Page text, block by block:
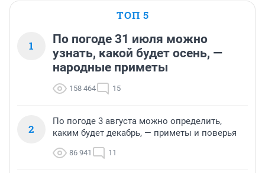
ТОП 5
1
По погоде 31 июля можно
узнать, какой будет осень, —
народные приметы
158 464 15
2
По погоде 3 августа можно определить,
каким будет декабрь, — приметы и поверья
86 941 11